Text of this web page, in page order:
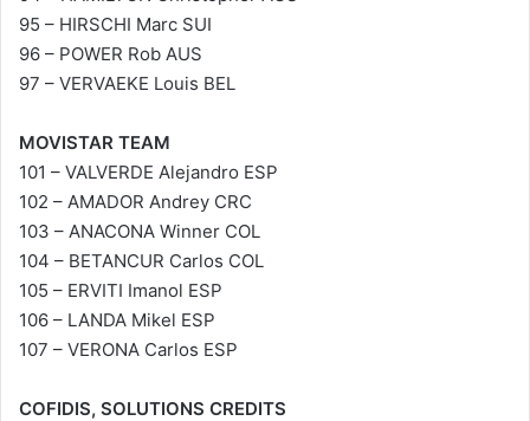
95 – HIRSCHI Marc SUI
96 – POWER Rob AUS
97 – VERVAEKE Louis BEL
MOVISTAR TEAM
101 – VALVERDE Alejandro ESP
102 – AMADOR Andrey CRC
103 – ANACONA Winner COL
104 – BETANCUR Carlos COL
105 – ERVITI Imanol ESP
106 – LANDA Mikel ESP
107 – VERONA Carlos ESP
COFIDIS, SOLUTIONS CREDITS